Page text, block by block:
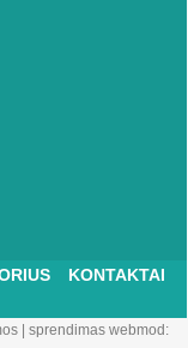
KONTAKTAI
| sprendimas webmod: